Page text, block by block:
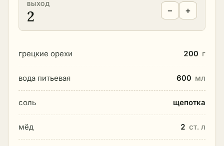
ВЫХОД
2 − +
грецкие орехи 200 г
вода питьевая 600 мл
соль щепотка
мёд 2 ст. л